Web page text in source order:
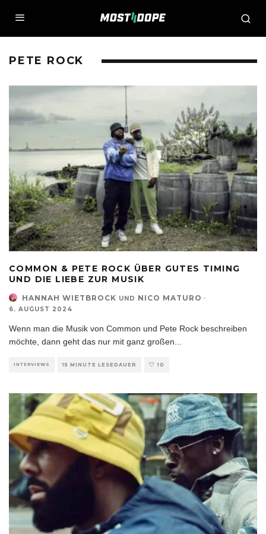
PETE ROCK
COMMON & PETE ROCK ÜBER GUTES TIMING
UND DIE LIEBE ZUR MUSIK
HANNAH WIETBROCK UND NICO MATURO ·
6. AUGUST 2024
Wenn man die Musik von Common und Pete Rock beschreiben
möchte, dann geht das nur mit ganz großen
INTERVIEWS 15 MINUTE LESEDAUER 10